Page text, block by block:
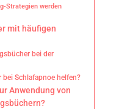
Strategien werden
mit häufigen
bei der
Schlafapnoe helfen?
Anwendung von